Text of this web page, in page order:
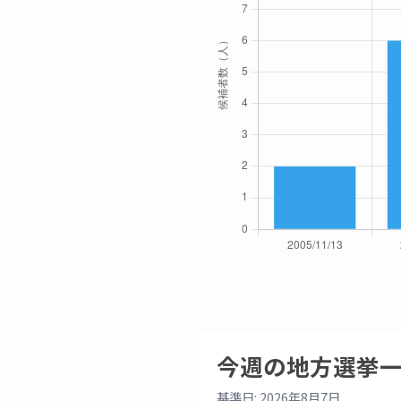
今週の地方選挙
基準日: 2026年8月7日